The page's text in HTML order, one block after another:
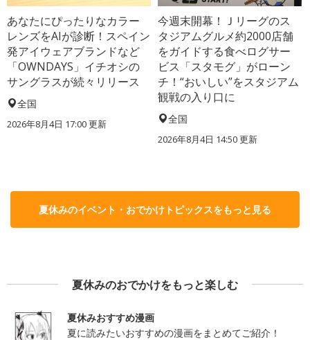
あなたにぴったりなカラー
レンズをAIが診断！スペイン
発アイウェアブランドなど
「OWNDAYS」イチオシの
サングラスが続々リリース
全国
2026年8月4日 17:00更新
今週末開幕！Ｊリーグのス
タジアムグルメ約2000店舗
をガイドする食べログサー
ビス「スタモグ」がローン
チ！“おいしい”をスタジアム
観戦の入り口に
全国
2026年8月4日 14:50更新
夏休みのイベント・おでかけトピックスをもっと見る
夏休みのおでかけをもっと楽しむ
夏休みおすすめ漫画
夏に読みたいおすすめの漫画をまとめてご紹介！